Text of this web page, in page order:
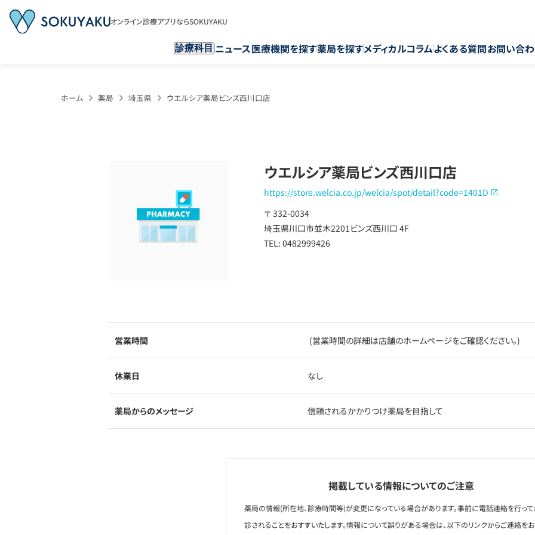
オンライン診療アプリならSOKUYAKU
診療科目 ニュース医療機関を探す薬局を探すメディカルコラムよくある質問お問い合
ホーム 薬局 埼玉県 ウエルシア薬局ビンズ西川口店
ウエルシア薬局ビンズ西川口店
https://store.welcia.co.jp/welcia/spot/detail?code=1401D
〒 332-0034
埼玉県川口市並木2201ビンズ西川口 4F
TEL: 0482999426
営業時間 (営業時間の詳細は店舗のホームページをご確認ください。)
休業日 なし
薬局からのメッセージ 信頼されるかかりつけ薬局を目指して
掲載している情報についてのご注意
薬局の情報(所在地、診療時間等)が変更になっている場合があります。事前に電話連絡を行っ
診されることをおすすいたします。情報について誤りがある場合は、以下のリンクからご連絡を